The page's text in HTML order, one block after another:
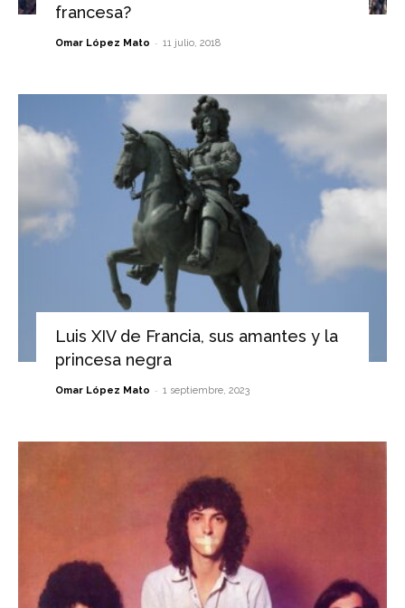
francesa?
Omar López Mato - 11 julio, 2018
Luis XIV de Francia, sus amantes y la
princesa negra
Omar López Mato - 1 septiembre, 2023